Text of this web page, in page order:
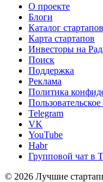
О проекте
Блоги
Каталог стартапов
Карта стартапов
Инвесторы на
Поиск
Поддержка
Реклама
Политика
Telegram
VK
YouTube
Habr
Групповой чат в
© 2026 Лучшие